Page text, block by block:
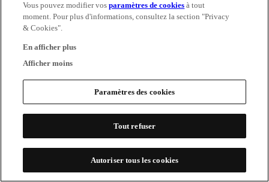
Vous pouvez modifier vosparamètres de cookies à tout
moment. Pour plus d'informations, consultez la section "Privacy
& Cookies".
En afficher plus
Afficher moins
Paramètres des cookies
Tout refuser
Autoriser tous les cookies